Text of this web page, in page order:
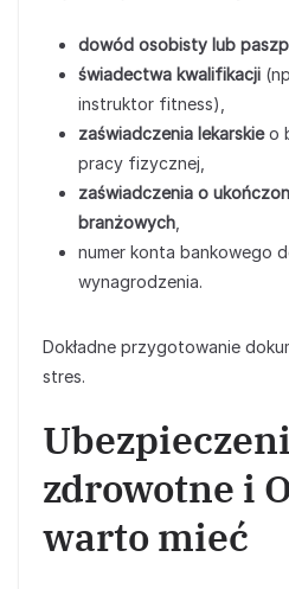
dowód osobisty lub
świadectwa kwalifikacji
instruktor fitness),
zaświadczenia lekarskieo
pracy fizycznej,
zaświadczenia o
branżowych
numer konta bankowego
wynagrodzenia.
Dokładne przygotowanie
stres.
zdrowotne i
warto mieć